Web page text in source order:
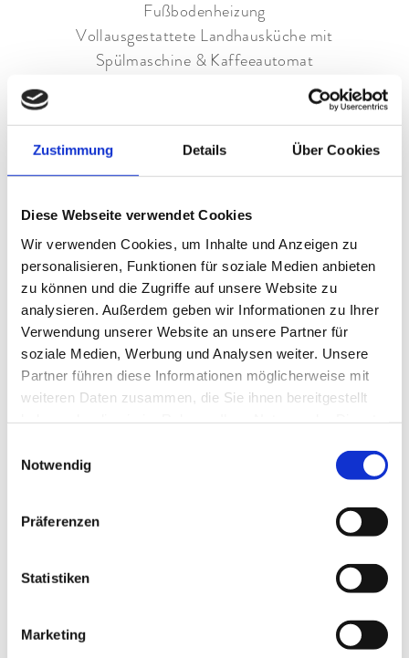
Zustimmung Details Über Cookies
Diese Webseite verwendet Cookies
Wir verwenden Cookies, um Inhalte und Anzeigen zu
personalisieren, Funktionen für soziale Medien anbieten
zu können und die Zugriffe auf unsere Website zu
analysieren. Außerdem geben wir Informationen zu Ihrer
Verwendung unserer Website an unsere Partner für
soziale Medien, Werbung und Analysen weiter. Unsere
Partner führen diese Informationen möglicherweise mit
weiteren Daten zusammen, die Sie ihnen bereitgestellt
Notwendig
Präferenzen
Statistiken
Marketing
Fußbodenheizung
Vollausgestattete Landhausküche mit
Spülmaschine & Kaffeeautomat
Telefon, WLAN und Inroom Tablet
Bergblick auf das Zugspitzmassiv
Garage
Im UG: Wasch-, Trocken- und Bügelraum sowie